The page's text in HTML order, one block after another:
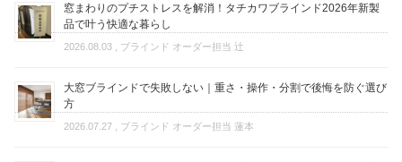
窓まわりのプチストレスを解消！タチカワブラインド2026年新製
品で叶う快適な暮らし
2026.08.03 , ブラインド オーダー担当 辻
大窓ブラインドで失敗しない｜重さ・操作・分割で後悔を防ぐ選び
方
2026.07.27 , ブラインド オーダー担当 蓮本